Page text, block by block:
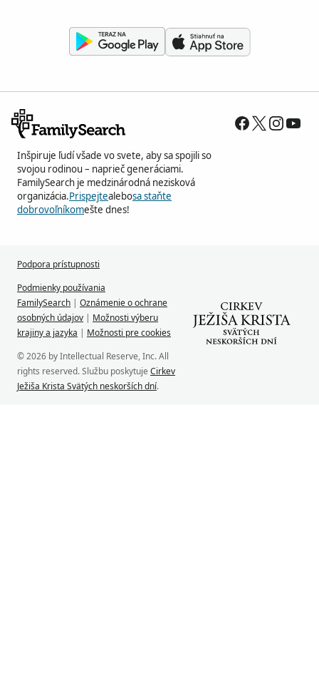
Inšpiruje ľudí všade vo svete, aby sa spojili so
svojou rodinou – naprieč generáciami.
FamilySearch je medzinárodná nezisková
organizácia.Prispejtealebosa staňte
dobrovoľníkomešte dnes!
Podpora prístupnosti
Podmienky používania
FamilySearch | Oznámenie o ochrane
osobných údajov | Možnosti výberu
krajiny a jazyka | Možnosti pre cookies
© 2026 by Intellectual Reserve, Inc. All
rights reserved. Službu poskytuje Cirkev
Ježiša Krista Svätých neskorších dní.